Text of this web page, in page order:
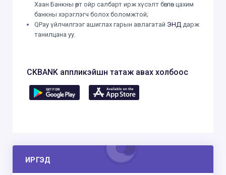
Хаан Банкны өөрт ойр салбарт ирж хүсэлт бөглөн цахим
банкны хэрэглэгч болох боломжтой;
QPay үйлчилгээг ашиглах гарын авлагатай ЭНД дарж
танилцана уу.
CKBANK аппликэйшн татаж авах холбоос
ИРГЭД